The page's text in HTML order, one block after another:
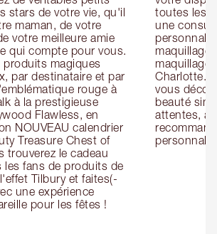
stars de votre vie, qu'il
maman, de votre
votre meilleure amie
qui compte pour vous.
produits magiques
par destinataire et par
rouge à
à la prestigieuse
Flawless, en
NOUVEAU calendrier
Treasure Chest of
trouverez le cadeau
les fans de produits de
Tilbury et faites(-
une expérience
pour les fêtes !
toutes les
une
maquillage
maquillage
Charlotte.
vous
beauté
attentes,